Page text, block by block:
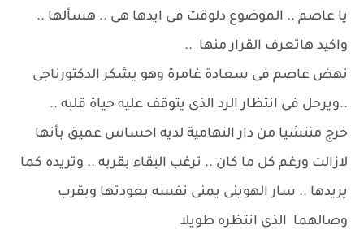
يا عاصم .. الموضوع دلوقت فى ايدها هى .. هسألها ..
واكيد هاتعرف القرار منها ..
نهض عاصم فى سعادة غامرة وهو يشكر الدكتورناجى
..ويرحل فى انتظار الرد الذى يتوقف عليه حياة قلبه ..
خرج منتشيا من دار التهامية لديه احساس عميق بأنها
لازالت ورغم كل ما كان .. ترغب البقاء بقربه .. وتريده كما
يريدها .. سار الهوينى يمنى نفسه بعودتها وبقرب
وصالهما الذى انتظره طويلا